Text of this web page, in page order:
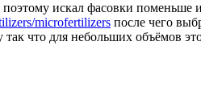
искал фасовки поменьше и
microfertilizers после чего
что для небольших объёмов